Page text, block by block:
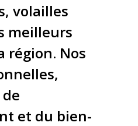
volailles
meilleurs
région. Nos
et du bien-